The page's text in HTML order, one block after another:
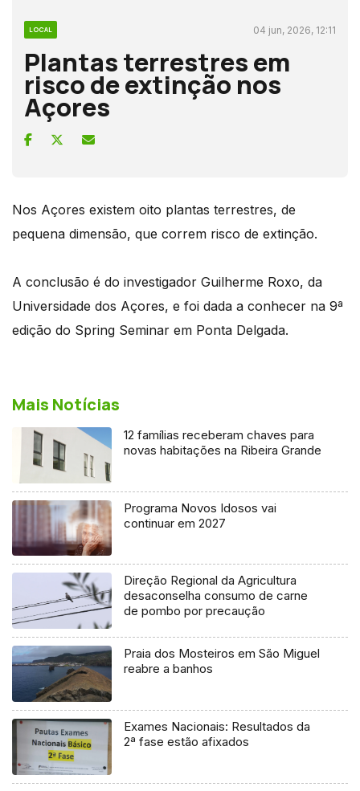
LOCAL 04 jun, 2026, 12:11
Plantas terrestres em
risco de extinção nos
Açores
Nos Açores existem oito plantas terrestres, de
pequena dimensão, que correm risco de extinção.
A conclusão é do investigador Guilherme Roxo, da
Universidade dos Açores, e foi dada a conhecer na 9ª
edição do Spring Seminar em Ponta Delgada.
Mais Notícias
12 famílias receberam chaves para
novas habitações na Ribeira Grande
Programa Novos Idosos vai
continuar em 2027
Direção Regional da Agricultura
desaconselha consumo de carne
de pombo por precaução
Praia dos Mosteiros em São Miguel
reabre a banhos
Exames Nacionais: Resultados da
2ª fase estão afixados